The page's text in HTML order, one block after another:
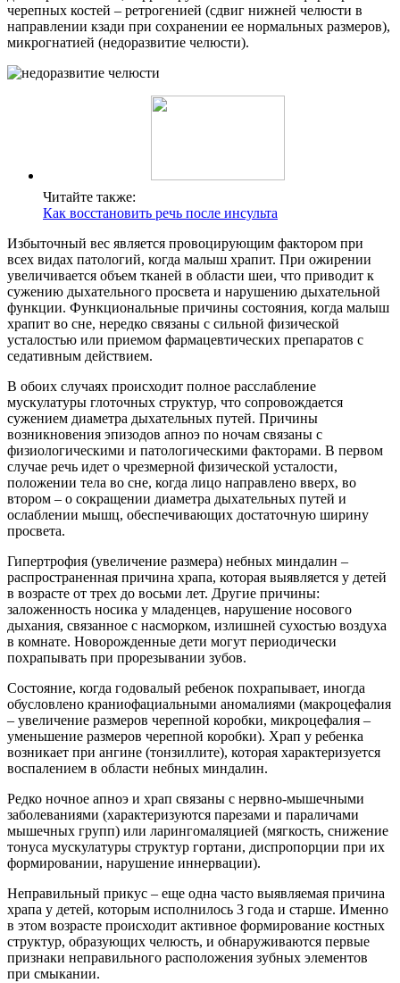
черепных костей – ретрогенией (сдвиг нижней челюсти в
направлении кзади при сохранении ее нормальных размеров),
микрогнатией (недоразвитие челюсти).
Читайте также:
Как восстановить речь после инсульта
Избыточный вес является провоцирующим фактором при
всех видах патологий, когда малыш храпит. При ожирении
увеличивается объем тканей в области шеи, что приводит к
сужению дыхательного просвета и нарушению дыхательной
функции. Функциональные причины состояния, когда малыш
храпит во сне, нередко связаны с сильной физической
усталостью или приемом фармацевтических препаратов с
седативным действием.
В обоих случаях происходит полное расслабление
мускулатуры глоточных структур, что сопровождается
сужением диаметра дыхательных путей. Причины
возникновения эпизодов апноэ по ночам связаны с
физиологическими и патологическими факторами. В первом
случае речь идет о чрезмерной физической усталости,
положении тела во сне, когда лицо направлено вверх, во
втором – о сокращении диаметра дыхательных путей и
ослаблении мышц, обеспечивающих достаточную ширину
просвета.
Гипертрофия (увеличение размера) небных миндалин –
распространенная причина храпа, которая выявляется у детей
в возрасте от трех до восьми лет. Другие причины:
заложенность носика у младенцев, нарушение носового
дыхания, связанное с насморком, излишней сухостью воздуха
в комнате. Новорожденные дети могут периодически
похрапывать при прорезывании зубов.
Состояние, когда годовалый ребенок похрапывает, иногда
обусловлено краниофациальными аномалиями (макроцефалия
– увеличение размеров черепной коробки, микроцефалия –
уменьшение размеров черепной коробки). Храп у ребенка
возникает при ангине (тонзиллите), которая характеризуется
воспалением в области небных миндалин.
Редко ночное апноэ и храп связаны с нервно-мышечными
заболеваниями (характеризуются парезами и параличами
мышечных групп) или ларингомаляцией (мягкость, снижение
тонуса мускулатуры структур гортани, диспропорции при их
формировании, нарушение иннервации).
Неправильный прикус – еще одна часто выявляемая причина
храпа у детей, которым исполнилось 3 года и старше. Именно
в этом возрасте происходит активное формирование костных
структур, образующих челюсть, и обнаруживаются первые
признаки неправильного расположения зубных элементов
при смыкании.